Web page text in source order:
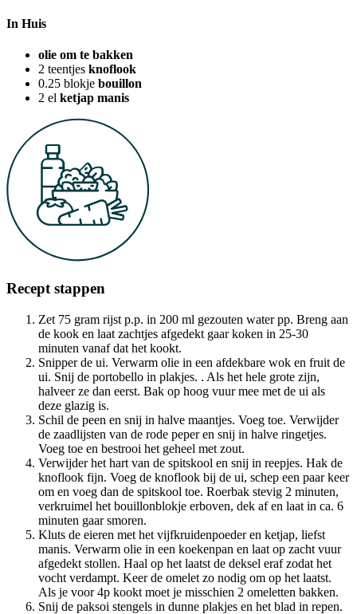
In Huis
olie om te bakken
2 teentjes knoflook
0.25 blokje bouillon
2 el ketjap manis
Recept stappen
Zet 75 gram rijst p.p. in 200 ml gezouten water pp. Breng aan
de kook en laat zachtjes afgedekt gaar koken in 25-30
minuten vanaf dat het kookt.
Snipper de ui. Verwarm olie in een afdekbare wok en fruit de
ui. Snij de portobello in plakjes. . Als het hele grote zijn,
halveer ze dan eerst. Bak op hoog vuur mee met de ui als
deze glazig is.
Schil de peen en snij in halve maantjes. Voeg toe. Verwijder
de zaadlijsten van de rode peper en snij in halve ringetjes.
Voeg toe en bestrooi het geheel met zout.
Verwijder het hart van de spitskool en snij in reepjes. Hak de
knoflook fijn. Voeg de knoflook bij de ui, schep een paar keer
om en voeg dan de spitskool toe. Roerbak stevig 2 minuten,
verkruimel het bouillonblokje erboven, dek af en laat in ca. 6
minuten gaar smoren.
Kluts de eieren met het vijfkruidenpoeder en ketjap, liefst
manis. Verwarm olie in een koekenpan en laat op zacht vuur
afgedekt stollen. Haal op het laatst de deksel eraf zodat het
vocht verdampt. Keer de omelet zo nodig om op het laatst.
Als je voor 4p kookt moet je misschien 2 omeletten bakken.
Snij de paksoi stengels in dunne plakjes en het blad in repen.